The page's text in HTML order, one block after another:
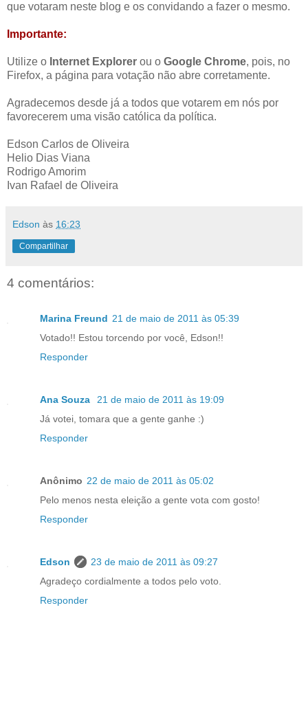
que votaram neste blog e os convidando a fazer o mesmo.
Importante:
Utilize o Internet Explorer ou o Google Chrome, pois, no
Firefox, a página para votação não abre corretamente.
Agradecemos desde já a todos que votarem em nós por
favorecerem uma visão católica da política.
Edson Carlos de Oliveira
Helio Dias Viana
Rodrigo Amorim
Ivan Rafael de Oliveira
Edson às 16:23
Compartilhar
4 comentários:
Marina Freund 21 de maio de 2011 às 05:39
Votado!! Estou torcendo por você, Edson!!
Responder
Ana Souza
21 de maio de 2011 às 19:09
Já votei, tomara que a gente ganhe :)
Responder
Anônimo 22 de maio de 2011 às 05:02
Pelo menos nesta eleição a gente vota com gosto!
Responder
Edson
23 de maio de 2011 às 09:27
Agradeço cordialmente a todos pelo voto.
Responder